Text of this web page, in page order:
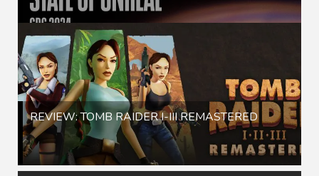
REVIEW: TOMB RAIDER I-III REMASTERED